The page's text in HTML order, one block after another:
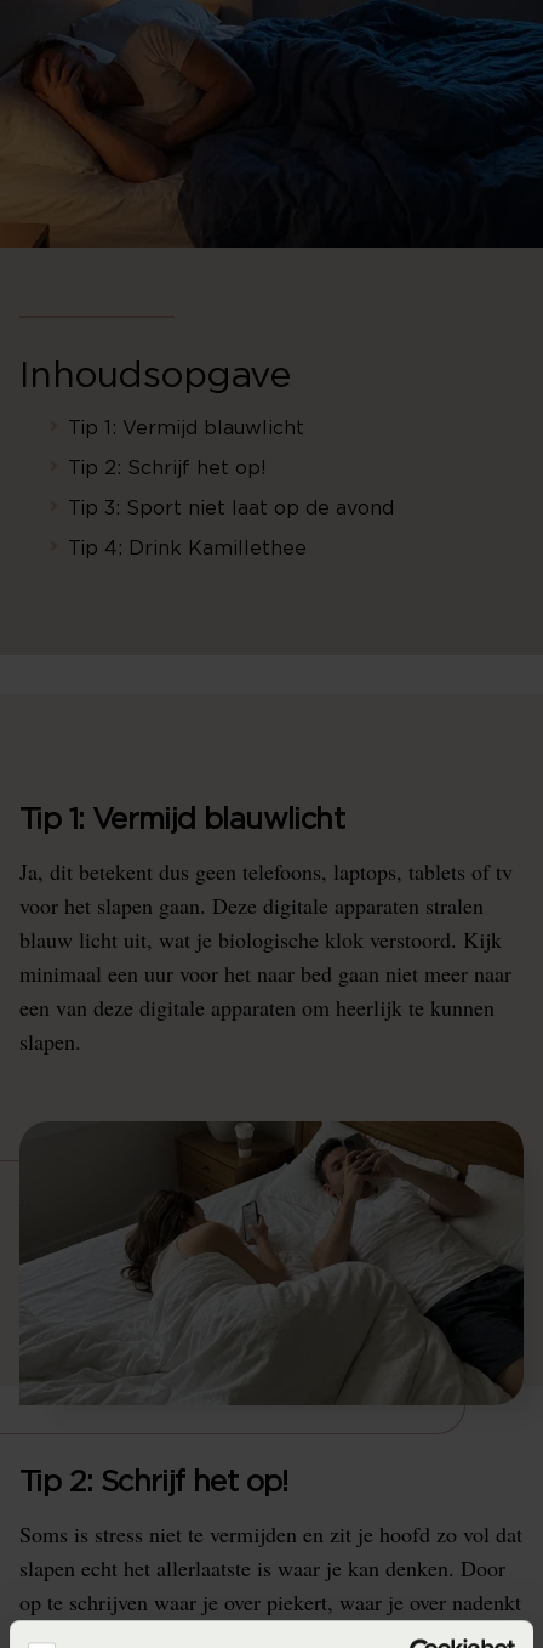
Inhoudsopgave
Tip 1: Vermijd blauwlicht
Tip 2: Schrijf het op!
Tip 3: Sport niet laat op de avond
Tip 4: Drink Kamillethee
Tip 1: Vermijd blauwlicht
Ja, dit betekent dus geen telefoons, laptops, tablets of tv
voor het slapen gaan. Deze digitale apparaten stralen
blauw licht uit, wat je biologische klok verstoord. Kijk
minimaal een uur voor het naar bed gaan niet meer naar
een van deze digitale apparaten om heerlijk te kunnen
slapen.
Tip 2: Schrijf het op!
Soms is stress niet te vermijden en zit je hoofd zo vol dat
slapen echt het allerlaatste is waar je kan denken. Door
op te schrijven waar je over piekert, waar je over nadenkt
of wat je nog moet doen, zet je het uit je hoofd en hoef